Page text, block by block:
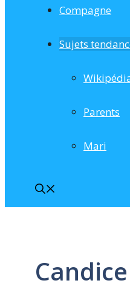
Compagne
Sujets
Parents
Mari